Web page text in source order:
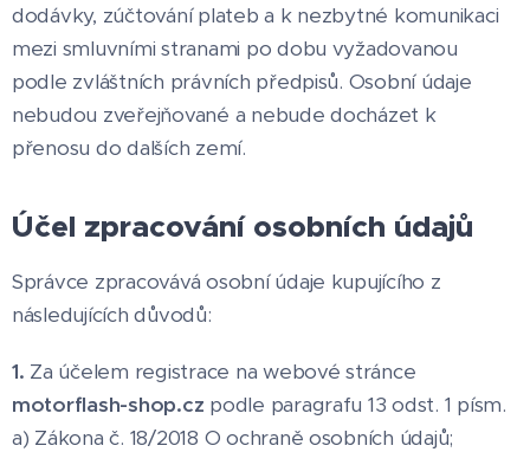
dodávky, zúčtování plateb a k nezbytné komunikaci
mezi smluvními stranami po dobu vyžadovanou
podle zvláštních právních předpisů. Osobní údaje
nebudou zveřejňované a nebude docházet k
přenosu do dalších zemí.
Účel zpracování osobních údajů
Správce zpracovává osobní údaje kupujícího z
následujících důvodů:
1. Za účelem registrace na webové stránce
motorflash-shop.cz podle paragrafu 13 odst. 1 písm.
a) Zákona č. 18/2018 O ochraně osobních údajů;